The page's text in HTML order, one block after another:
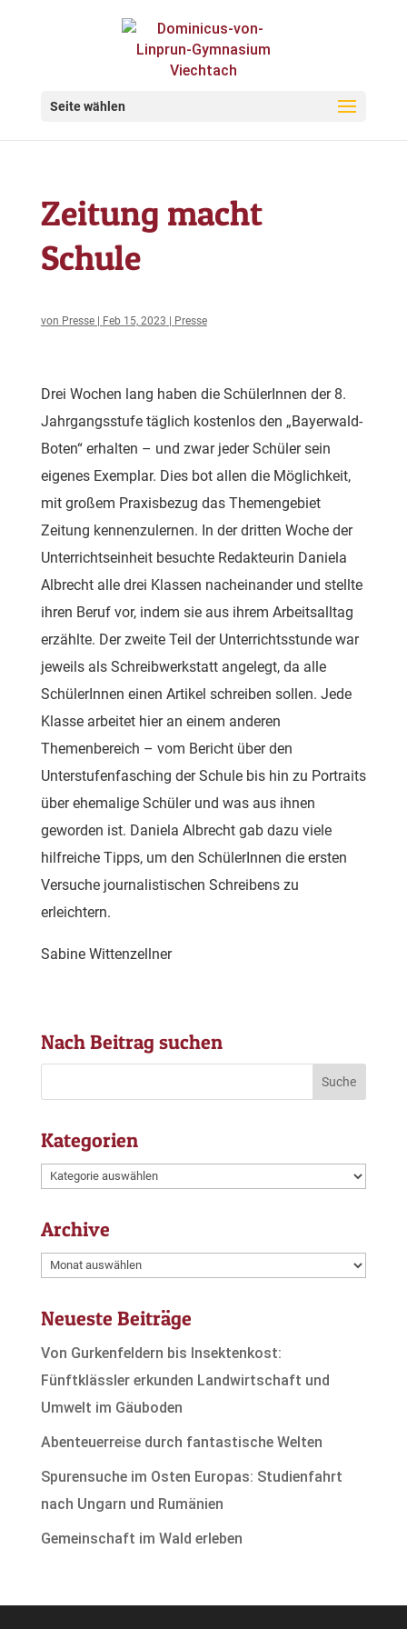
Seite wählen
Zeitung macht
Schule
von Presse| Feb 15, 2023 Presse
Drei Wochen lang haben die SchülerInnen der 8.
Jahrgangsstufe täglich kostenlos den „Bayerwald-
Boten“ erhalten – und zwar jeder Schüler sein
eigenes Exemplar. Dies bot allen die Möglichkeit,
mit großem Praxisbezug das Themengebiet
Zeitung kennenzulernen. In der dritten Woche der
Unterrichtseinheit besuchte Redakteurin Daniela
Albrecht alle drei Klassen nacheinander und stellte
ihren Beruf vor, indem sie aus ihrem Arbeitsalltag
erzählte. Der zweite Teil der Unterrichtsstunde war
jeweils als Schreibwerkstatt angelegt, da alle
SchülerInnen einen Artikel schreiben sollen. Jede
Klasse arbeitet hier an einem anderen
Themenbereich – vom Bericht über den
Unterstufenfasching der Schule bis hin zu Portraits
über ehemalige Schüler und was aus ihnen
geworden ist. Daniela Albrecht gab dazu viele
hilfreiche Tipps, um den SchülerInnen die ersten
Versuche journalistischen Schreibens zu
erleichtern.
Sabine Wittenzellner
Nach Beitrag suchen
Kategorien
Kategorien
Archive
Archive
Neueste Beiträge
Von Gurkenfeldern bis Insektenkost:
Fünftklässler erkunden Landwirtschaft und
Umwelt im Gäuboden
Abenteuerreise durch fantastische Welten
Spurensuche im Osten Europas: Studienfahrt
nach Ungarn und Rumänien
Gemeinschaft im Wald erleben